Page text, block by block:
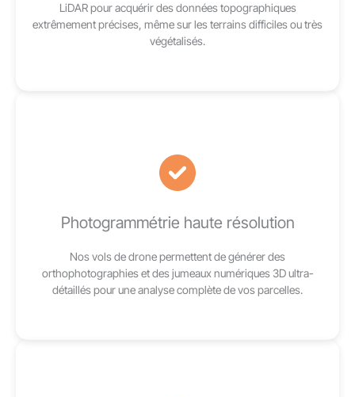
LiDAR pour acquérir des données topographiques
extrêmement précises, même sur les terrains difficiles ou très
végétalisés.
Photogrammétrie haute résolution
Nos vols de drone permettent de générer des
orthophotographies et des jumeaux numériques 3D ultra-
détaillés pour une analyse complète de vos parcelles.